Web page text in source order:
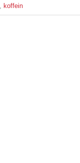
koffein